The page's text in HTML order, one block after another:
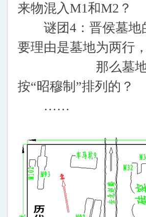
来物混入M1和M2？
谜团4：晋侯墓地
要理由是墓地为两行
那么墓地从两行
按“昭穆制”排列的？
……